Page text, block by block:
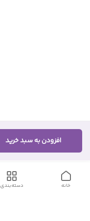
افزودن به سبد خرید
دسته‌بندی خانه